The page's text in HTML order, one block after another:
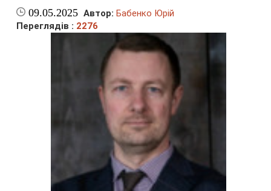
09.05.2025 Автор: Бабенко Юрій
Переглядів : 2276